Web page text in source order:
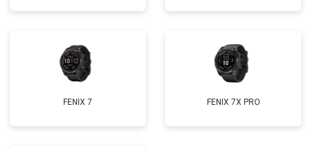
FENIX 7 FENIX 7X PRO